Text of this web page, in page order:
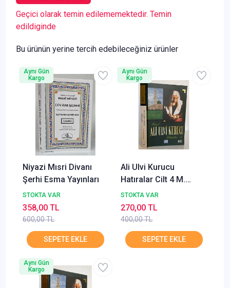
Geçici olarak temin edilememektedir. Temin
edildiginde
Bu ürünün yerine tercih edebileceğiniz ürünler
Niyazi Mısri Divanı
Şerhi Esma Yayınları
STOKTA VAR
600,00 TL
358,00 TL
Aynı Gün
Kargo
Ali Ulvi Kurucu
Hatıralar Cilt 4 M.
Ertuğrul Düzdağ
STOKTA VAR
400,00 TL
270,00 TL
Aynı Gün
Kargo
Aynı Gün
Kargo